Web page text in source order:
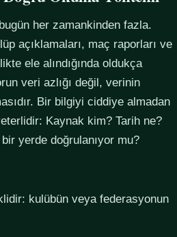
her zamankinden fazla.
açıklamaları, maç raporları ve
ele alındığında oldukça
veri azlığı değil, verinin
Bir bilgiyi ciddiye almadan
Kaynak kim? Tarih ne?
yerde doğrulanıyor mu?
kulübün veya federasyonun